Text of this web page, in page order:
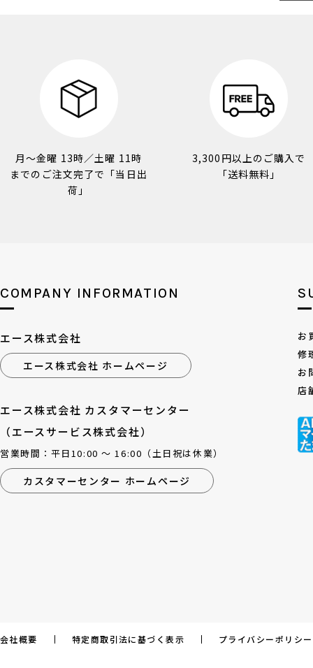
月～金曜 13時／土曜 11時
までのご注文完了で「当日出
荷」
3,300円以上のご購入で
「送料無料」
COMPANY INFORMATION
エース株式会社
エース株式会社 ホームページ
エース株式会社 カスタマーセンター
（エースサービス株式会社）
営業時間：平日10:00 ～ 16:00（土日祝は休業）
カスタマーセンター ホームページ
お
修
お
店
会社概要 特定商取引法に基づく表示 プライバシーポリシー